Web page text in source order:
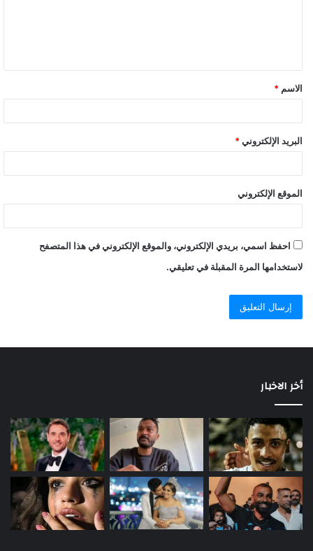
الاسم *
البريد الإلكتروني *
الموقع الإلكتروني
احفظ اسمي، بريدي الإلكتروني، والموقع الإلكتروني في هذا المتصفح
لاستخدامها المرة المقبلة في تعليقي.
أخر الاخبار